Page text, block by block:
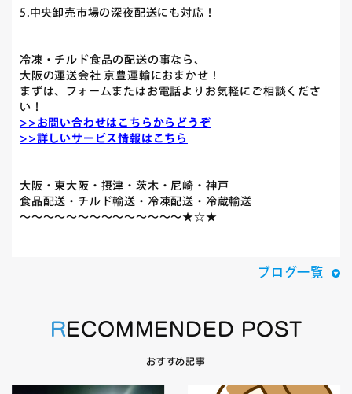
5.中央卸売市場の深夜配送にも対応！
冷凍・チルド食品の配送の事なら、
大阪の運送会社 京豊運輸におまかせ！
まずは、フォームまたはお電話よりお気軽にご相談くださ
い！
>>お問い合わせはこちらからどうぞ
>>詳しいサービス情報はこちら
大阪・東大阪・摂津・茨木・尼崎・神戸
食品配送・チルド輸送・冷凍配送・冷蔵輸送
～～～～～～～～～～～～～～★☆★
ブログ一覧
RECOMMENDED POST
おすすめ記事